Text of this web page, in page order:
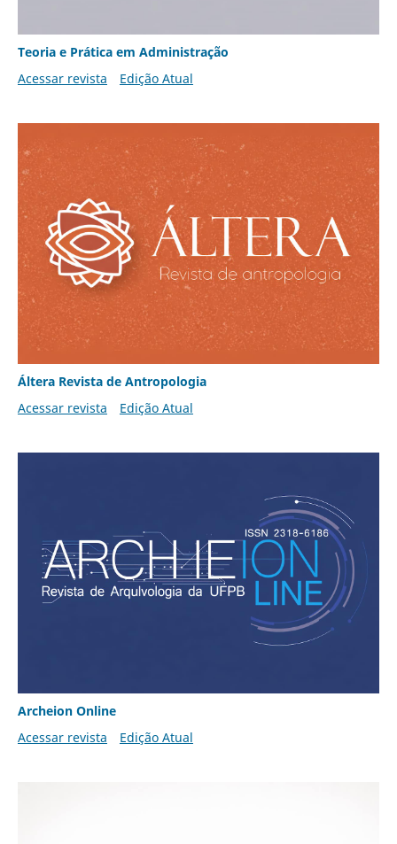
Teoria e Prática em Administração
Acessar revista
Edição Atual
Áltera Revista de Antropologia
Acessar revista
Edição Atual
Archeion Online
Acessar revista
Edição Atual